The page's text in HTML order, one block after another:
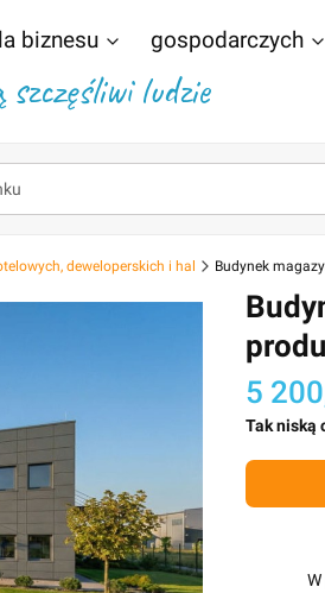
biznesu gospodarczych
ludzie
deweloperskich i hal Budynek
5
Tak niską